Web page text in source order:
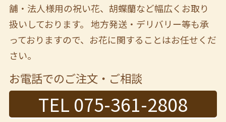
舗・法人様用の祝い花、胡蝶蘭など幅広くお取り
扱いしております。 地方発送・デリバリー等も承
っておりますので、お花に関することはお任せくだ
さい。
お電話でのご注文・ご相談
TEL 075-361-2808